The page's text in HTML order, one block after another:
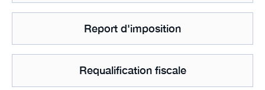
Report d'imposition
Requalification fiscale